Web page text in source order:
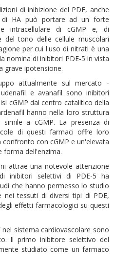
di inibizione del PDE, anche
di HA può portare ad un forte
intracellulare di cGMP e, di
del tono delle cellule muscolari
per cui l'uso di nitrati è una
nomina di inibitori PDE-5 in vista
grave ipotensione.
attualmente sul mercato -
e avanafil sono inibitori
cGMP dal centro catalitico della
hanno nella loro struttura
a cGMP. La presenza di
di questi farmaci offre loro
con cGMP e un'elevata
forma dell'enzima.
attrae una notevole attenzione
inibitori selettivi di PDE-5 ha
che hanno permesso lo studio
nei tessuti di diversi tipi di PDE,
effetti farmacologici su questi
sistema cardiovascolare sono
Il primo inibitore selettivo del
studiato come un farmaco